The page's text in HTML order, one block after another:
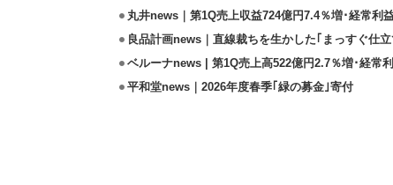
丸井news｜第1Q売上収益724億円7.4％増･経常利
良品計画news｜直線裁ちを生かした｢まっすぐ仕
ベルーナnews | 第1Q売上高522億円2.7％増･経常
平和堂news｜2026年度春季｢緑の募金｣寄付